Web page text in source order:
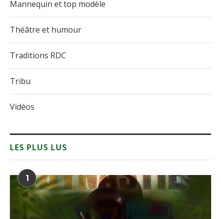
Mannequin et top modèle
Théâtre et humour
Traditions RDC
Tribu
Vidéos
LES PLUS LUS
1